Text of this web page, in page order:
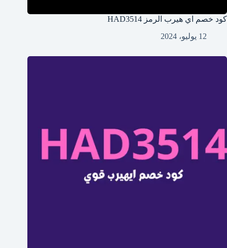
كود خصم اي هيرب الرمز HAD3514
12 يوليو، 2024